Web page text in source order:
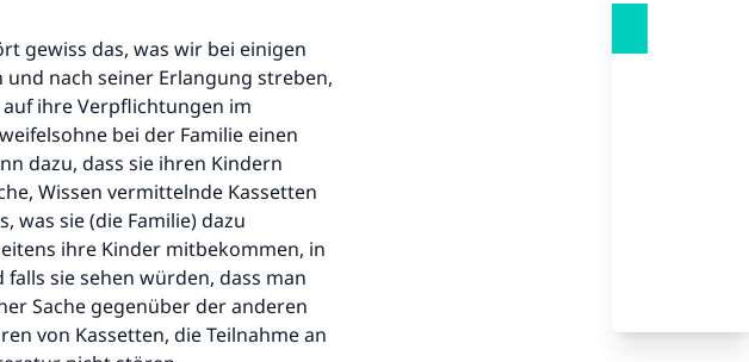
gewiss das, was wir bei einigen
und nach seiner Erlangung streben,
auf ihre Verpflichtungen im
bei der Familie einen
dazu, dass sie ihren Kindern
Wissen vermittelnde Kassetten
was sie (die Familie) dazu
ihre Kinder mitbekommen, in
sie sehen würden, dass man
Sache gegenüber der anderen
von Kassetten, die Teilnahme an